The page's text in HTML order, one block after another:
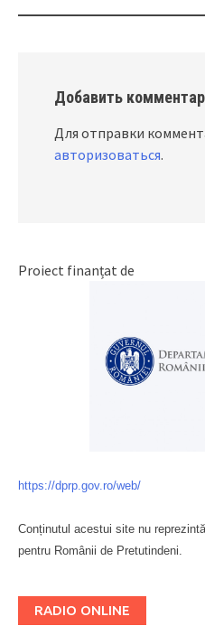
Добавить
Для отправки
авторизоваться.
Proiect finanțat de
https://dprp.gov.ro/web/
Conținutul acestui site nu
pentru Românii de Pretutindeni.
RADIO ONLINE